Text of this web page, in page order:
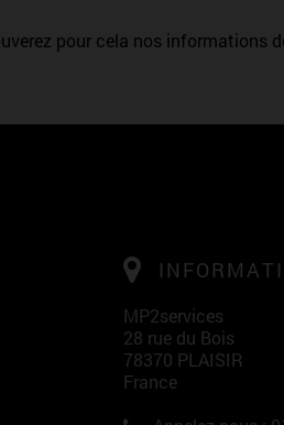
pour cela nos
MP2services
28 rue du Bois
78370 PLAISIR
France